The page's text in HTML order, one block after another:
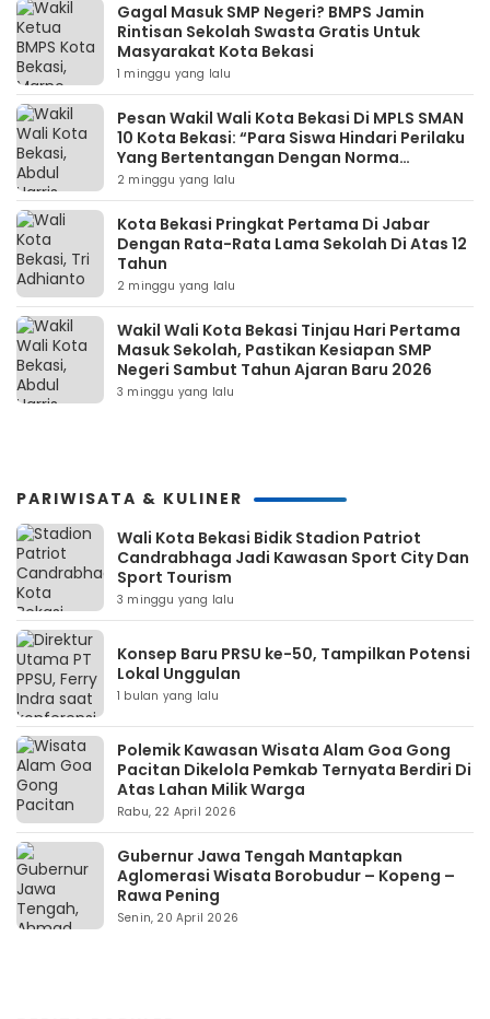
Gagal Masuk SMP Negeri? BMPS Jamin
Rintisan Sekolah Swasta Gratis Untuk
Masyarakat Kota Bekasi
1 minggu yang lalu
Pesan Wakil Wali Kota Bekasi Di MPLS SMAN
10 Kota Bekasi: “Para Siswa Hindari Perilaku
Yang Bertentangan Dengan Norma
Masyarakat Maupun Agama”
2 minggu yang lalu
Kota Bekasi Pringkat Pertama Di Jabar
Dengan Rata-Rata Lama Sekolah Di Atas 12
Tahun
2 minggu yang lalu
Wakil Wali Kota Bekasi Tinjau Hari Pertama
Masuk Sekolah, Pastikan Kesiapan SMP
Negeri Sambut Tahun Ajaran Baru 2026
3 minggu yang lalu
PARIWISATA & KULINER
Wali Kota Bekasi Bidik Stadion Patriot
Candrabhaga Jadi Kawasan Sport City Dan
Sport Tourism
3 minggu yang lalu
Konsep Baru PRSU ke-50, Tampilkan Potensi
Lokal Unggulan
1 bulan yang lalu
Polemik Kawasan Wisata Alam Goa Gong
Pacitan Dikelola Pemkab Ternyata Berdiri Di
Atas Lahan Milik Warga
Rabu, 22 April 2026
Gubernur Jawa Tengah Mantapkan
Aglomerasi Wisata Borobudur – Kopeng –
Rawa Pening
Senin, 20 April 2026